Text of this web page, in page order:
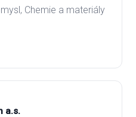
Chemie a materiály
a.s.